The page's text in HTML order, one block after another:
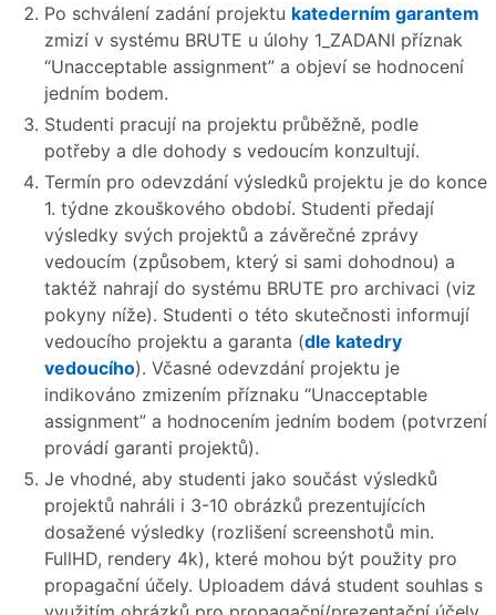
Po schválení zadání projektu katederním garantem
zmizí v systému BRUTE u úlohy 1_ZADANI příznak
“Unacceptable assignment” a objeví se hodnocení
jedním bodem.
Studenti pracují na projektu průběžně, podle
potřeby a dle dohody s vedoucím konzultují.
Termín pro odevzdání výsledků projektu je do konce
1. týdne zkouškového období. Studenti předají
výsledky svých projektů a závěrečné zprávy
vedoucím (způsobem, který si sami dohodnou) a
taktéž nahrají do systému BRUTE pro archivaci (viz
pokyny níže). Studenti o této skutečnosti informují
vedoucího projektu a garanta (dle katedry
vedoucího). Včasné odevzdání projektu je
indikováno zmizením příznaku “Unacceptable
assignment” a hodnocením jedním bodem (potvrzení
provádí garanti projektů).
Je vhodné, aby studenti jako součást výsledků
projektů nahráli i 3-10 obrázků prezentujících
dosažené výsledky (rozlišení screenshotů min.
FullHD, rendery 4k), které mohou být použity pro
propagační účely. Uploadem dává student souhlas s